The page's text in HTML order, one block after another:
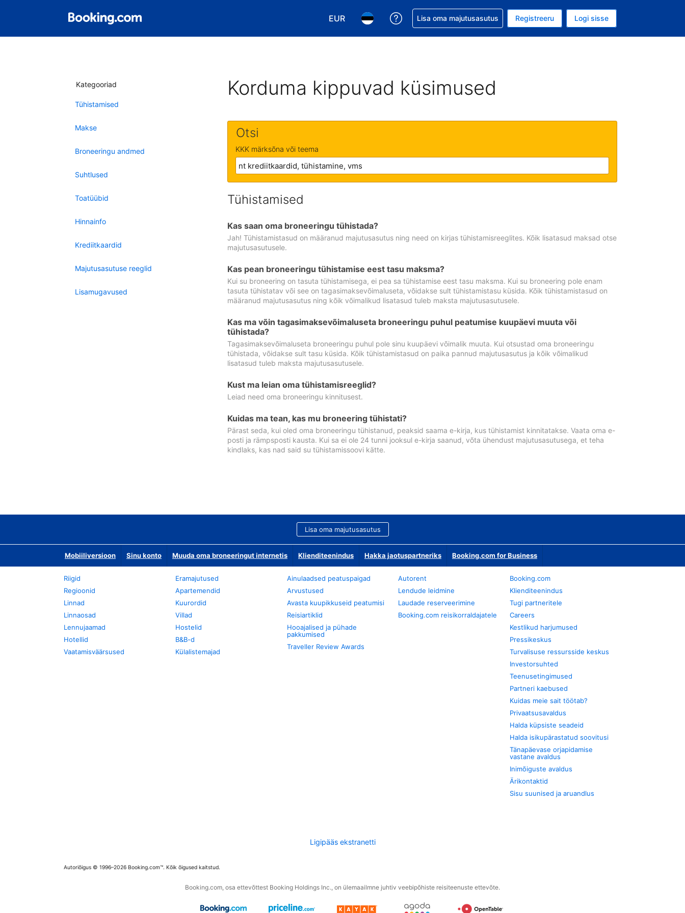
EUR
Vali valuuta. Praegune valitud valuuta on EUR
Vali keel. Praegune valitud keel on Eesti keeles
Saa broneeringuga abi
Lisa oma majutusasutus Registreeru Logi sisse
Kategooriad
Tühistamised
Makse
Broneeringu andmed
Suhtlused
Toatüübid
Hinnainfo
Krediitkaardid
Majutusasutuse reeglid
Lisamugavused
Korduma kippuvad küsimused
Otsi
KKK märksõna või teema
Tühistamised
Kas saan oma broneeringu tühistada?
Jah! Tühistamistasud on määranud majutusasutus ning need on kirjas tühistamisreeglites. Kõik lisatasud maksad otse
majutusasutusele.
Kas pean broneeringu tühistamise eest tasu maksma?
Kui su broneering on tasuta tühistamisega, ei pea sa tühistamise eest tasu maksma. Kui su broneering pole enam
tasuta tühistatav või see on tagasimaksevõimaluseta, võidakse sult tühistamistasu küsida. Kõik tühistamistasud on
määranud majutusasutus ning kõik võimalikud lisatasud tuleb maksta majutusasutusele.
Kas ma võin tagasimaksevõimaluseta broneeringu puhul peatumise kuupäevi muuta või
tühistada?
Tagasimaksevõimaluseta broneeringu puhul pole sinu kuupäevi võimalik muuta. Kui otsustad oma broneeringu
tühistada, võidakse sult tasu küsida. Kõik tühistamistasud on paika pannud majutusasutus ja kõik võimalikud
lisatasud tuleb maksta majutusasutusele.
Kust ma leian oma tühistamisreeglid?
Leiad need oma broneeringu kinnitusest.
Kuidas ma tean, kas mu broneering tühistati?
Pärast seda, kui oled oma broneeringu tühistanud, peaksid saama e-kirja, kus tühistamist kinnitatakse. Vaata oma e-
posti ja rämpsposti kausta. Kui sa ei ole 24 tunni jooksul e-kirja saanud, võta ühendust majutusasutusega, et teha
kindlaks, kas nad said su tühistamissoovi kätte.
Lisa oma majutusasutus
Mobiiliversioon Sinu konto Muuda oma broneeringut internetis Klienditeenindus Hakka jaotuspartneriks Booking.com for Business
Riigid
Regioonid
Linnad
Linnaosad
Lennujaamad
Hotellid
Vaatamisväärsused
Eramajutused
Apartemendid
Kuurordid
Villad
Hostelid
B&B-d
Külalistemajad
Ainulaadsed peatuspaigad
Arvustused
Avasta kuupikkuseid peatumisi
Reisiartiklid
Hooajalised ja pühade
pakkumised
Traveller Review Awards
Autorent
Lendude leidmine
Laudade reserveerimine
Booking.com reisikorraldajatele
Booking.com
Klienditeenindus
Tugi partneritele
Careers
Kestlikud harjumused
Pressikeskus
Turvalisuse ressursside keskus
Investorsuhted
Teenusetingimused
Partneri kaebused
Kuidas meie sait töötab?
Privaatsusavaldus
Halda küpsiste seadeid
Halda isikupärastatud soovitusi
Tänapäevase orjapidamise
vastane avaldus
Inimõiguste avaldus
Ärikontaktid
Sisu suunised ja aruandlus
Ligipääs ekstranetti
Autoriõigus © 1996–2026 Booking.com™. Kõik õigused kaitstud.
Booking.com, osa ettevõttest Booking Holdings Inc., on ülemaailmne juhtiv veebipõhiste reisiteenuste ettevõte.